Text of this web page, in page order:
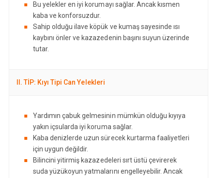
Bu yelekler en iyi korumayı sağlar. Ancak kısmen
kaba ve konforsuzdur.
Sahip olduğu ilave köpük ve kumaş sayesinde ısı
kaybını önler ve kazazedenin başını suyun üzerinde
tutar.
II. TİP: Kıyı Tipi Can Yelekleri
Yardımın çabuk gelmesinin mümkün olduğu kıyıya
yakın içsularda iyi koruma sağlar.
Kaba denizlerde uzun sürecek kurtarma faaliyetleri
için uygun değildir.
Bilincini yitirmiş kazazedeleri sırt üstü çevirerek
suda yüzükoyun yatmalarını engelleyebilir. Ancak